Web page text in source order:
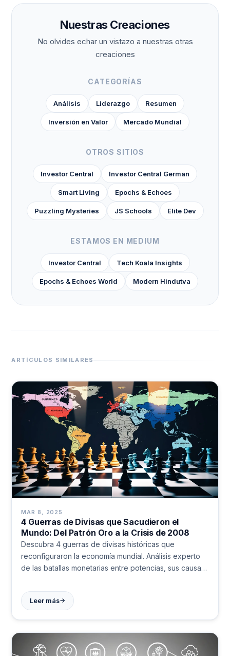
Nuestras Creaciones
No olvides echar un vistazo a nuestras otras
creaciones
CATEGORÍAS
Análisis Liderazgo Resumen
Inversión en Valor Mercado Mundial
OTROS SITIOS
Investor Central Investor Central German
Smart Living Epochs & Echoes
Puzzling Mysteries JS Schools Elite Dev
ESTAMOS EN MEDIUM
Investor Central Tech Koala Insights
Epochs & Echoes World Modern Hindutva
ARTÍCULOS SIMILARES
MAR 8, 2025
4 Guerras de Divisas que Sacudieron el
Mundo: Del Patrón Oro a la Crisis de 2008
Descubra 4 guerras de divisas históricas que
reconfiguraron la economía mundial. Análisis experto
de las batallas monetarias entre potencias, sus causas
conflictos cambiarios determinan nuestro presente
financiero.
Leer más→